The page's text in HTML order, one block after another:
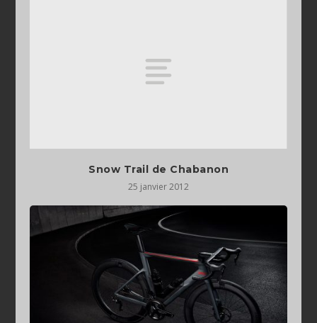
Snow Trail de Chabanon
25 janvier 2012